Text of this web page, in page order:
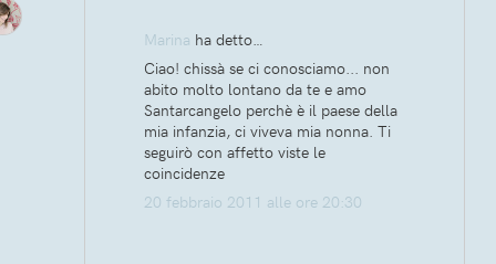
Marina ha detto…
Ciao! chissà se ci conosciamo... non
abito molto lontano da te e amo
Santarcangelo perchè è il paese della
mia infanzia, ci viveva mia nonna. Ti
seguirò con affetto viste le
coincidenze
20 febbraio 2011 alle ore 20:30